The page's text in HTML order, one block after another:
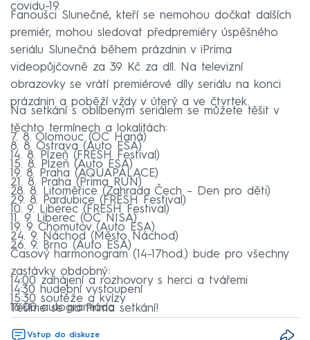
covidu-19.
Fanoušci Slunečné, kteří se nemohou dočkat dalších
premiér, mohou sledovat předpremiéry úspěšného
seriálu Slunečná během prázdnin v iPrima
videopůjčovně za 39 Kč za díl. Na televizní
obrazovky se vrátí premiérové díly seriálu na konci
prázdnin a poběží vždy v úterý a ve čtvrtek.
Na setkání s oblíbeným seriálem se můžete těšit v
těchto termínech a lokalitách:
7. 8. Olomouc (OC Haná)
8. 8. Ostrava (Auto ESA)
14. 8. Plzeň (FRESH Festival)
15. 8. Plzeň (Auto ESA)
19. 8. Praha (AQUAPALACE)
21. 8. Praha (Prima RUN)
28. 8. Litoměřice (Zahrada Čech – Den pro děti)
29. 8. Pardubice (FRESH Festival)
10. 9. Liberec (FRESH Festival)
11. 9. Liberec (OC NISA)
19. 9. Chomutov (Auto ESA)
24. 9. Náchod (Město Náchod)
26. 9. Brno (Auto ESA)
Časový harmonogram (14–17hod.) bude pro všechny
zastávky obdobný:
14:00 zahájení a rozhovory s herci a tvářemi
14:30 hudební vystoupení
15:30 soutěže a kvízy
16:00 autogramiáda
Těšíme se na Prima setkání!
Vstup do diskuze